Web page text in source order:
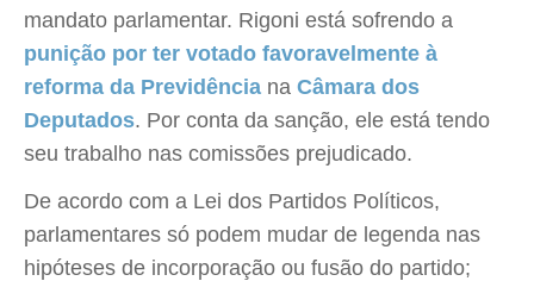
mandato parlamentar. Rigoni está sofrendo a
punição por ter votado favoravelmente à
reforma da Previdência na Câmara dos
Deputados. Por conta da sanção, ele está tendo
seu trabalho nas comissões prejudicado.
De acordo com a Lei dos Partidos Políticos,
parlamentares só podem mudar de legenda nas
hipóteses de incorporação ou fusão do partido;